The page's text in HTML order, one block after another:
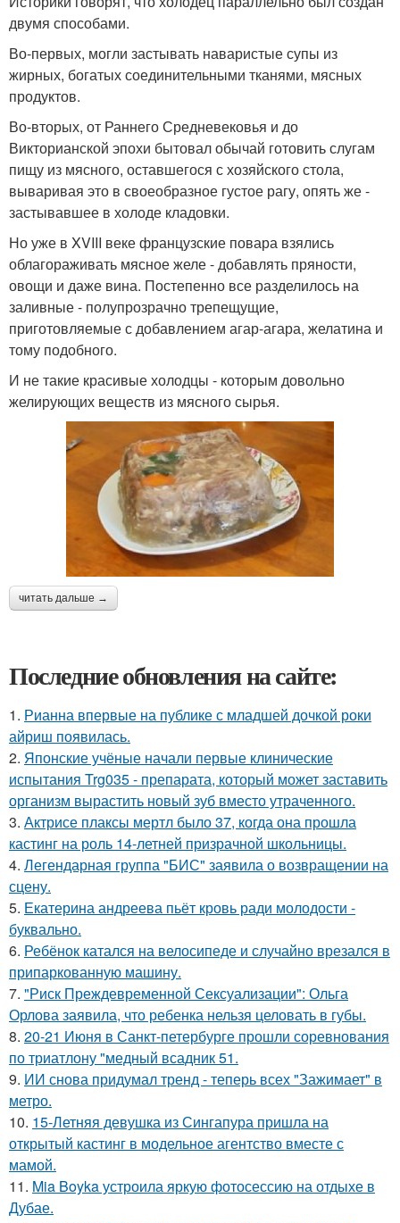
двумя способами.
Во-первых, могли застывать наваристые супы из
жирных, богатых соединительными тканями, мясных
продуктов.
Во-вторых, от Раннего Средневековья и до
Викторианской эпохи бытовал обычай готовить слугам
пищу из мясного, оставшегося с хозяйского стола,
вываривая это в своеобразное густое рагу, опять же -
застывавшее в холоде кладовки.
Но уже в XVIII веке французские повара взялись
облагораживать мясное желе - добавлять пряности,
овощи и даже вина. Постепенно все разделилось на
заливные - полупрозрачно трепещущие,
приготовляемые с добавлением агар-агара, желатина и
тому подобного.
И не такие красивые холодцы - которым довольно
желирующих веществ из мясного сырья.
читать дальше →
Последние обновления на сайте:
1. Рианна впервые на публике с младшей дочкой роки
айриш появилась.
2. Японские учёные начали первые клинические
испытания Trg035 - препарата, который может заставить
организм вырастить новый зуб вместо утраченного.
3. Актрисе плаксы мертл было 37, когда она прошла
кастинг на роль 14-летней призрачной школьницы.
4. Легендарная группа "БИС" заявила о возвращении на
сцену.
5. Екатерина андреева пьёт кровь ради молодости -
буквально.
6. Ребёнок катался на велосипеде и случайно врезался в
припаркованную машину.
7. "Риск Преждевременной Сексуализации": Ольга
Орлова заявила, что ребенка нельзя целовать в губы.
8. 20-21 Июня в Санкт-петербурге прошли соревнования
по триатлону "медный всадник 51.
9. ИИ снова придумал тренд - теперь всех "Зажимает" в
метро.
10. 15-Летняя девушка из Сингапура пришла на
открытый кастинг в модельное агентство вместе с
мамой.
11. Mia Boyka устроила яркую фотосессию на отдыхе в
Дубае.